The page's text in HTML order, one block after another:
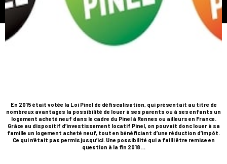
En 2015 était votée la Loi Pinel de défiscalisation, qui présentait au titre de
nombreux avantages la possibilité de louer à ses parents ou à ses enfants un
logement acheté neuf dans le cadre du Pinel à Rennes ou ailleurs en France.
Grâce au dispositif d’investissement locatif Pinel, on pouvait donc louer à sa
famille un logement acheté neuf, tout en bénéficiant d’une réduction d’impôt.
Ce qui n’était pas permis jusqu’ici. Une possibilité qui a failli être remise en
question à la fin 2018…